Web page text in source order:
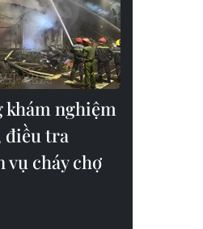
khám nghiệm
điều tra
vụ cháy chợ